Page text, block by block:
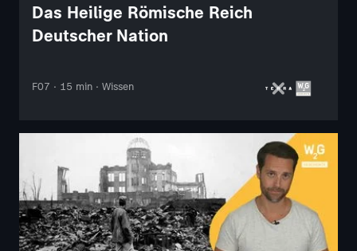
Das Heilige Römische Reich
Deutscher Nation
F07 · 15 min · Wissen